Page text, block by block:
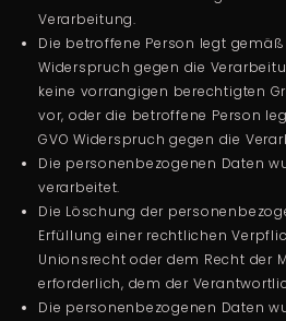
Verarbeitung.
Die betroffene Person legt gemäß
Widerspruch gegen die
keine vorrangigen berechtigten
vor, oder die betroffene Person
GVO Widerspruch gegen die
Die personenbezogenen Daten
verarbeitet.
Die Löschung der
Erfüllung einer rechtlichen
Unionsrecht oder dem Recht der
erforderlich, dem der
Die personenbezogenen Daten